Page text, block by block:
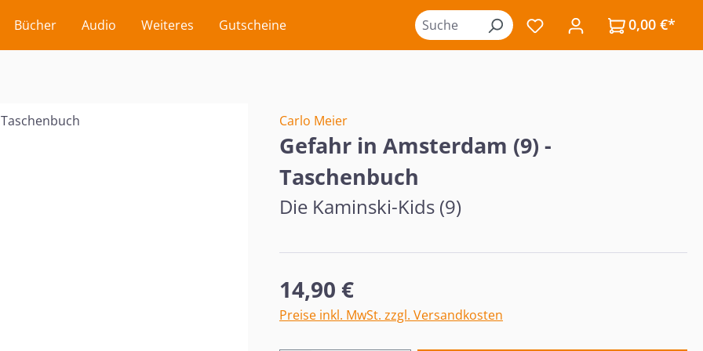
Bücher Audio Weiteres Gutscheine Du hast 0 Produkte auf
0,00 €*
Carlo Meier
Gefahr in Amsterdam (9) -
Taschenbuch
Die Kaminski-Kids (9)
Regulärer Preis:
14,90 €
Preise inkl. MwSt. zzgl. Versandkosten